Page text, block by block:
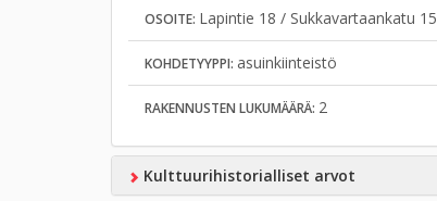
OSOITE: Lapintie 18 / Sukkavartaankatu 15
KOHDETYYPPI: asuinkiinteistö
RAKENNUSTEN LUKUMÄÄRÄ: 2
Kulttuurihistorialliset arvot